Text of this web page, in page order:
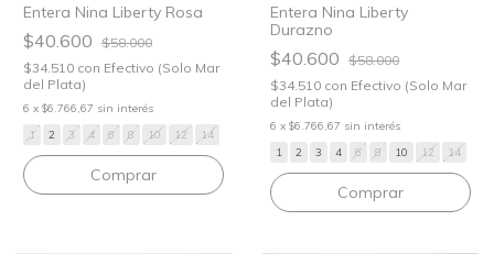
Entera Nina Liberty Rosa
$40.600 $58.000
$34.510 con Efectivo (Solo Mar
del Plata)
6 x $6.766,67 sin interés
1
2 3 4 6 8 10 12 14
Comprar
Entera Nina Liberty
Durazno
$40.600 $58.000
$34.510 con Efectivo (Solo Mar
del Plata)
6 x $6.766,67 sin interés
1
2 3 4 6 8 10 12 14
Comprar